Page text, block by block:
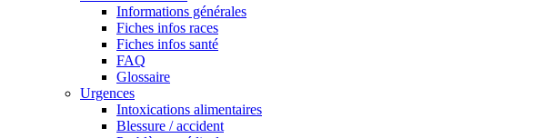
Informations générales
Fiches infos races
Fiches infos santé
FAQ
Glossaire
Urgences
Intoxications alimentaires
Blessure / accident